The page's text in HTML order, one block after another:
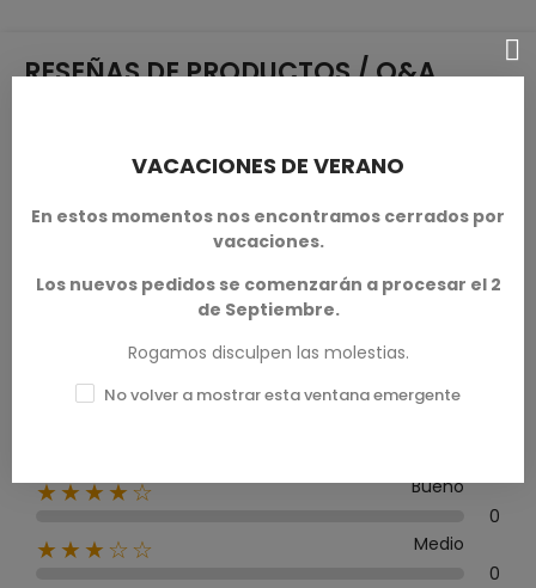
RESEÑAS DE PRODUCTOS / Q&A
0.0
0 Reseña
★★★★☆
Bueno
0
★★★☆☆
Medio
0
VACACIONES DE VERANO
En estos momentos nos encontramos cerrados por
vacaciones.
Los nuevos pedidos se comenzarán a procesar el 2
de Septiembre.
Rogamos disculpen las molestias.
No volver a mostrar esta ventana emergente